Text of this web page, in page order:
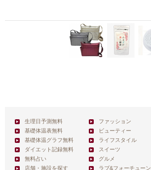
生理日予測無料
基礎体温表無料
基礎体温グラフ無料
ダイエット記録無料
無料占い
店舗・施設を探す
ファッション
ビューティー
ライフスタイル
スイーツ
グルメ
ラブ&フォーチューン